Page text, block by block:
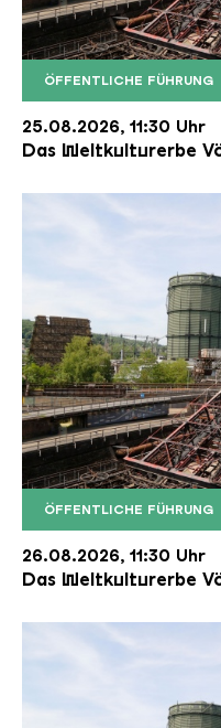
ÖFFENTLICHE FÜHRUNG
Der
Copyright:
25.08.2026, 11:30 Uhr
Das Weltkulturerbe
ÖFFENTLICHE FÜHRUNG
Der
Copyright:
26.08.2026, 11:30 Uhr
Das Weltkulturerbe